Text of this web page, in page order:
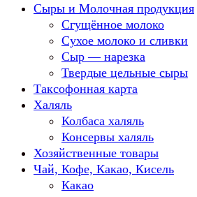
Сыры и Молочная продукция
Сгущённое молоко
Сухое молоко и сливки
Сыр — нарезка
Твердые цельные сыры
Таксофонная карта
Халяль
Колбаса халяль
Консервы халяль
Хозяйственные товары
Чай, Кофе, Какао, Кисель
Какао